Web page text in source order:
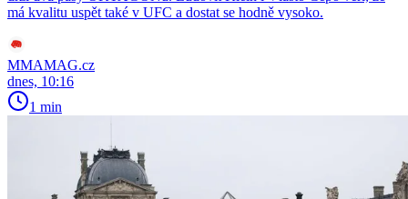
má kvalitu uspět také v UFC a dostat se hodně vysoko.
MMAMAG.cz
dnes, 10:16
1 min